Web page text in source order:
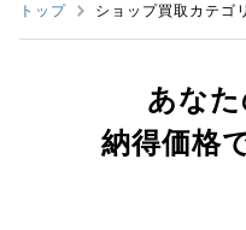
トップ ショップ買取カテゴ
あなた
納得価格